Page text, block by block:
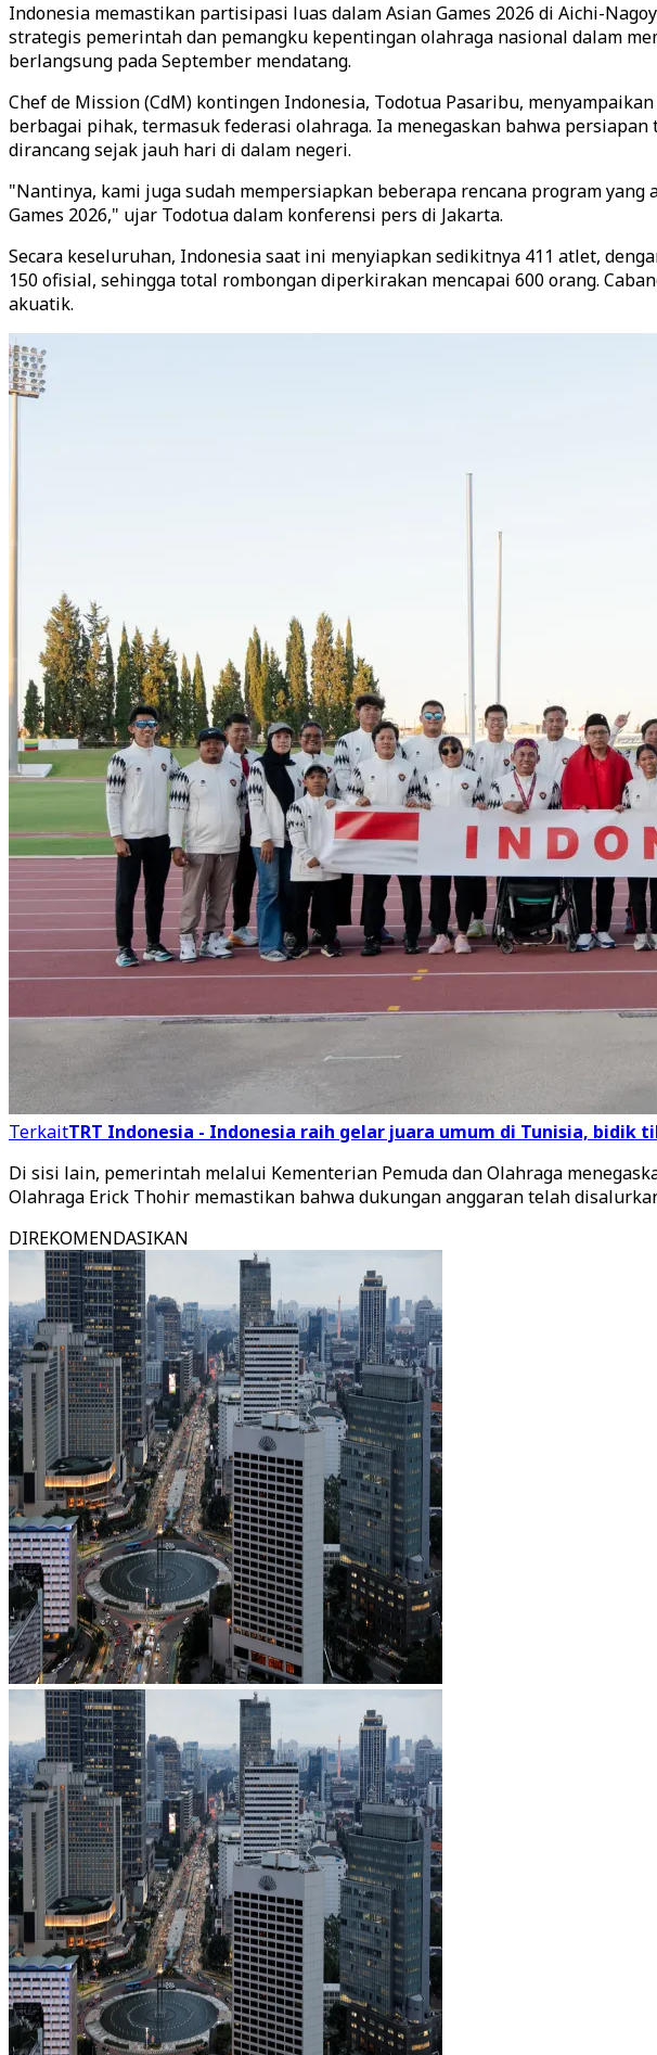
Indonesia memastikan partisipasi luas dalam Asian Games 2026 di Aichi-
strategis pemerintah dan pemangku kepentingan olahraga nasional dalam
berlangsung pada September mendatang.
Chef de Mission (CdM) kontingen Indonesia, Todotua Pasaribu,
berbagai pihak, termasuk federasi olahraga. Ia menegaskan bahwa
dirancang sejak jauh hari di dalam negeri.
"Nantinya, kami juga sudah mempersiapkan beberapa rencana program
Games 2026," ujar Todotua dalam konferensi pers di Jakarta.
Secara keseluruhan, Indonesia saat ini menyiapkan sedikitnya 411 atlet,
150 ofisial, sehingga total rombongan diperkirakan mencapai 600 orang.
akuatik.
TerkaitTRT Indonesia - Indonesia raih gelar juara umum di Tunisia, bidik
Di sisi lain, pemerintah melalui Kementerian Pemuda dan Olahraga
Olahraga Erick Thohir memastikan bahwa dukungan anggaran telah
DIREKOMENDASIKAN